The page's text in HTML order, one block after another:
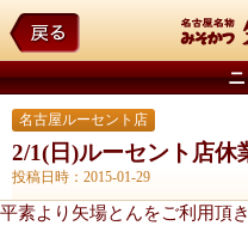
名古屋ルーセント店
2/1(日)ルーセント店休
投稿日時：2015-01-29
平素より矢場とんをご利用頂